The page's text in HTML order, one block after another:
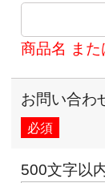
商品名 また
お問い合わ
必須
500文字以